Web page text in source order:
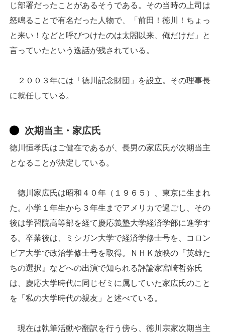
じ部署だったことがあるそうである。その当時の上司は
怒鳴ることで有名だった人物で、「前田！徳川！ちょっ
と来い！などと呼びつけたのは太閤以来、俺だけだ」と
言っていたという逸話が残されている。
２００３年には「徳川記念財団」を設立。その理事長
に就任している。
次期当主・家広氏
徳川恒孝氏はご健在であるが、長男の家広氏が次期当主
となることが決定している。
徳川家広氏は昭和４０年（１９６５）、東京に生まれ
た。小学１年生から３年生までアメリカで過ごし、その
後は学習院高等部を経て慶応義塾大学経済学部に進学す
る。卒業後は、ミシガン大学で経済学修士号を、コロン
ビア大学で政治学修士号を取得。ＮＨＫ放映の『英雄た
ちの選択』などへの出演で知られる評論家宮崎哲弥氏
は、慶応大学時代に同じゼミに属していた家広氏のこと
を「私の大学時代の親友」と述べている。
現在は執筆活動や翻訳を行う傍ら、徳川宗家次期当主